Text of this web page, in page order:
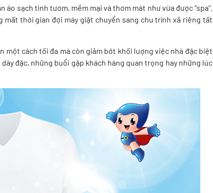
áo sạch tinh tươm, mềm mại và thơm mát như vừa được “spa”.
mất thời gian đợi máy giặt chuyển sang chu trình xả riêng tất
một cách tối đa mà còn giảm bớt khối lượng việc nhà đặc biệt
đặc, những buổi gặp khách hàng quan trọng hay những lúc